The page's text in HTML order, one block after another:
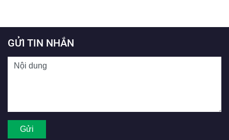
GỬI TIN NHẮN